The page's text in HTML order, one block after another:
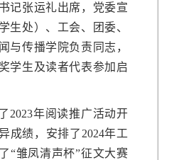
记张运礼出席，党委宣
生处）、工会、团委、
与传播学院负责同志，
学生及读者代表参加启
2023年阅读推广活动开
成绩，安排了2024年工
“雏凤清声杯”征文大赛